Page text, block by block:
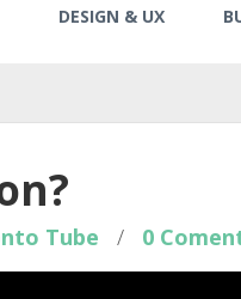
DESIGN & UX
Tube / 0